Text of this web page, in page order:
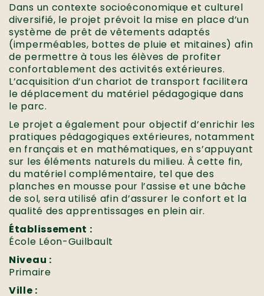
Dans un contexte socioéconomique et culturel
diversifié, le projet prévoit la mise en place d’un
système de prêt de vêtements adaptés
(imperméables, bottes de pluie et mitaines) afin
de permettre à tous les élèves de profiter
confortablement des activités extérieures.
L’acquisition d’un chariot de transport facilitera
le déplacement du matériel pédagogique dans
le parc.
Le projet a également pour objectif d’enrichir les
pratiques pédagogiques extérieures, notamment
en français et en mathématiques, en s’appuyant
sur les éléments naturels du milieu. À cette fin,
du matériel complémentaire, tel que des
planches en mousse pour l’assise et une bâche
de sol, sera utilisé afin d’assurer le confort et la
qualité des apprentissages en plein air.
Établissement :
École Léon-Guilbault
Niveau :
Primaire
Ville :